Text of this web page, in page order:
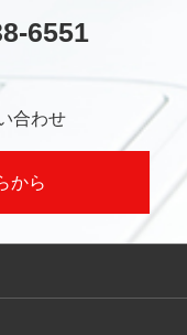
6551
合わせ
から